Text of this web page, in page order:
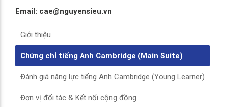
Email: cae@nguyensieu.vn
Giới thiệu
Chứng chỉ tiếng Anh Cambridge (Main Suite)
Đánh giá năng lực tiếng Anh Cambridge (Young Learner)
Đơn vị đối tác & Kết nối cộng đồng